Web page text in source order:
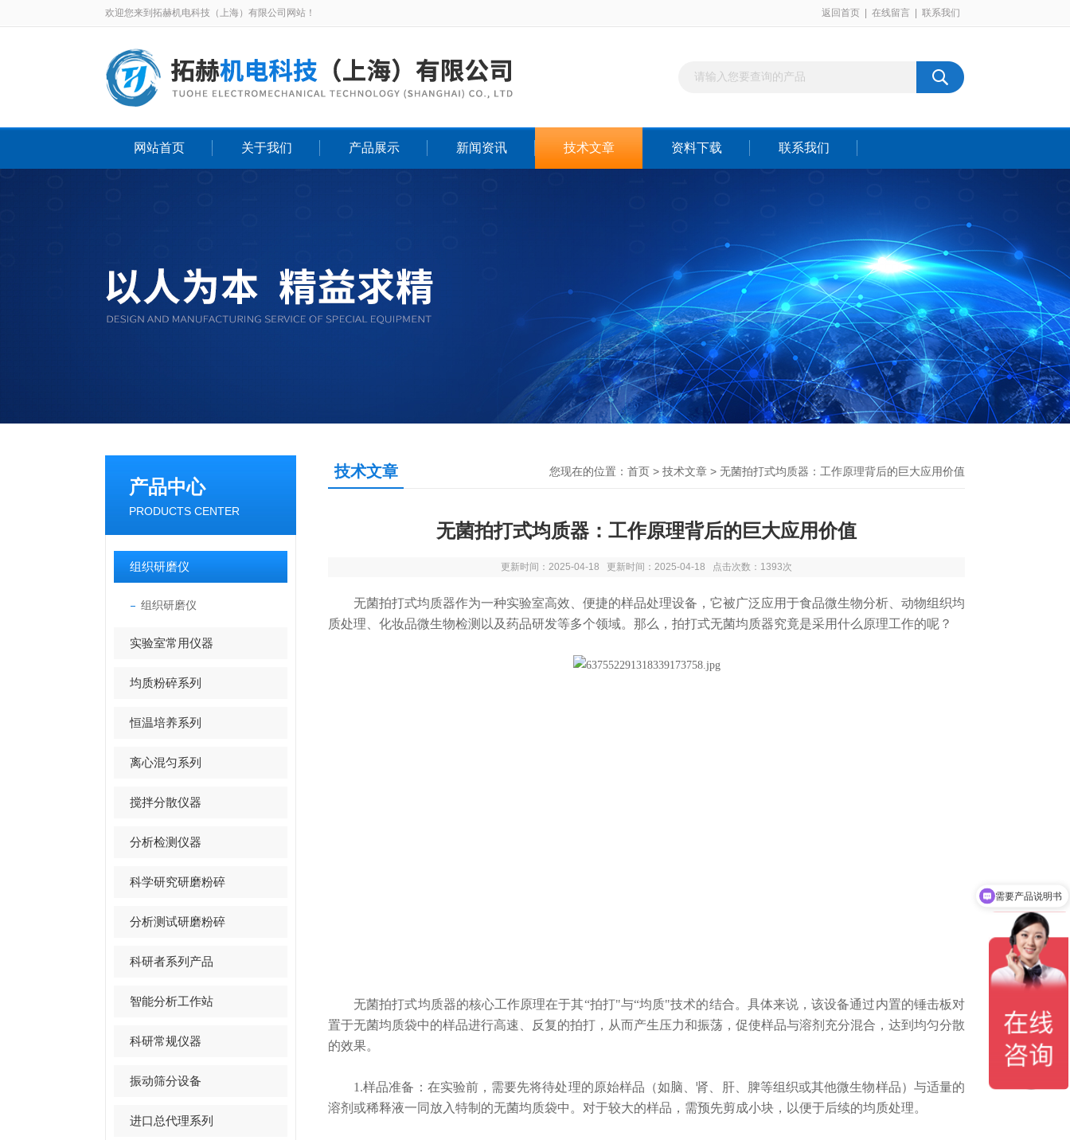
欢迎您来到拓赫机电科技（上海）有限公司网站！ 返回首页 在线留言 联系我们
网站首页 关于我们 产品展示 新闻资讯 技术文章 资料下载 联系我们
产品中心
PRODUCTS CENTER
组织研磨仪
组织研磨仪
实验室常用仪器
均质粉碎系列
恒温培养系列
离心混匀系列
搅拌分散仪器
分析检测仪器
科学研究研磨粉碎
分析测试研磨粉碎
科研者系列产品
智能分析工作站
科研常规仪器
振动筛分设备
进口总代理系列
技术文章 您现在的位置： 首页 > 技术文章 > 无菌拍打式均质器：工作原理背后的巨大应用价值
无菌拍打式均质器：工作原理背后的巨大应用价值
更新时间：2025-04-18 更新时间：2025-04-18 点击次数：1393次
无菌拍打式均质器作为一种实验室高效、便捷的样品处理设备，它被广泛应用于食品微生物分析、动物组织均
质处理、化妆品微生物检测以及药品研发等多个领域。那么，拍打式无菌均质器究竟是采用什么原理工作的呢？
无菌拍打式均质器的核心工作原理在于其“拍打"与“均质"技术的结合。具体来说，该设备通过内置的锤击板对
置于无菌均质袋中的样品进行高速、反复的拍打，从而产生压力和振荡，促使样品与溶剂充分混合，达到均匀分散
的效果。
1.样品准备：在实验前，需要先将待处理的原始样品（如脑、肾、肝、脾等组织或其他微生物样品）与适量的
溶剂或稀释液一同放入特制的无菌均质袋中。对于较大的样品，需预先剪成小块，以便于后续的均质处理。
需要产品说明书